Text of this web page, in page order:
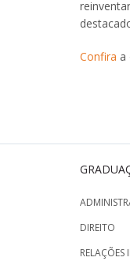
Confira a
DIREITO